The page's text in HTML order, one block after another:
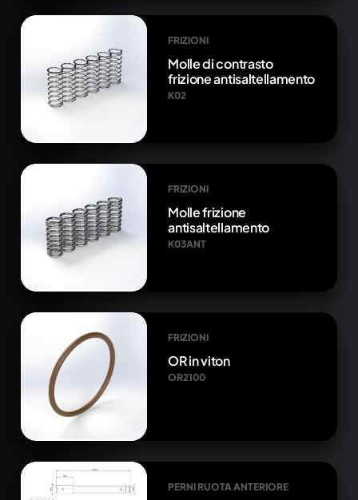
FRIZIONI
Molle di contrasto
frizione antisaltellamento
K02
FRIZIONI
Molle frizione
antisaltellamento
K03ANT
FRIZIONI
OR in viton
OR2100
PERNI RUOTA ANTERIORE